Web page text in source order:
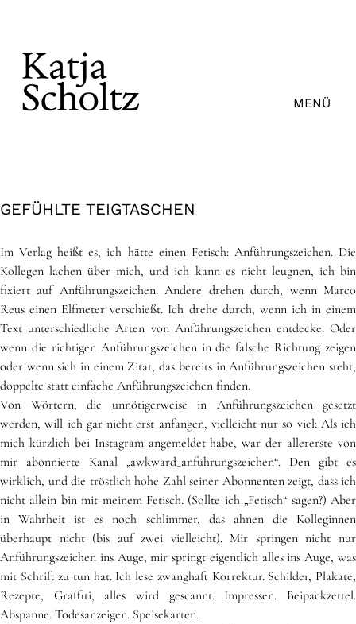
MENÜ
GEFÜHLTE TEIGTASCHEN
Im Verlag heißt es, ich hätte einen Fetisch: Anführungszeichen. Die
Kollegen lachen über mich, und ich kann es nicht leugnen, ich bin
fixiert auf Anführungszeichen. Andere drehen durch, wenn Marco
Reus einen Elfmeter verschießt. Ich drehe durch, wenn ich in einem
Text unterschiedliche Arten von Anführungszeichen entdecke. Oder
wenn die richtigen Anführungszeichen in die falsche Richtung zeigen
oder wenn sich in einem Zitat, das bereits in Anführungszeichen steht,
doppelte statt einfache Anführungszeichen finden.
Von Wörtern, die unnötigerweise in Anführungszeichen gesetzt
werden, will ich gar nicht erst anfangen, vielleicht nur so viel: Als ich
mich kürzlich bei Instagram angemeldet habe, war der allererste von
mir abonnierte Kanal „awkward_anführungszeichen“. Den gibt es
wirklich, und die tröstlich hohe Zahl seiner Abonnenten zeigt, dass ich
nicht allein bin mit meinem Fetisch. (Sollte ich „Fetisch“ sagen?) Aber
in Wahrheit ist es noch schlimmer, das ahnen die Kolleginnen
überhaupt nicht (bis auf zwei vielleicht). Mir springen nicht nur
Anführungszeichen ins Auge, mir springt eigentlich alles ins Auge, was
mit Schrift zu tun hat. Ich lese zwanghaft Korrektur. Schilder, Plakate,
Rezepte, Graffiti, alles wird gescannt. Impressen. Beipackzettel.
Abspanne. Todesanzeigen. Speisekarten.